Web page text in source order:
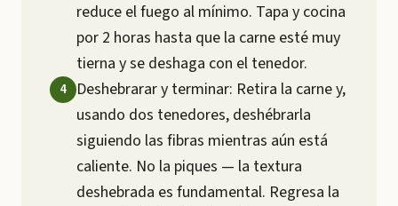
reduce el fuego al mínimo. Tapa y cocina
por 2 horas hasta que la carne esté muy
tierna y se deshaga con el tenedor.
Deshebrarar y terminar: Retira la carne y,
usando dos tenedores, deshébrarla
siguiendo las fibras mientras aún está
caliente. No la piques — la textura
deshebrada es fundamental. Regresa la